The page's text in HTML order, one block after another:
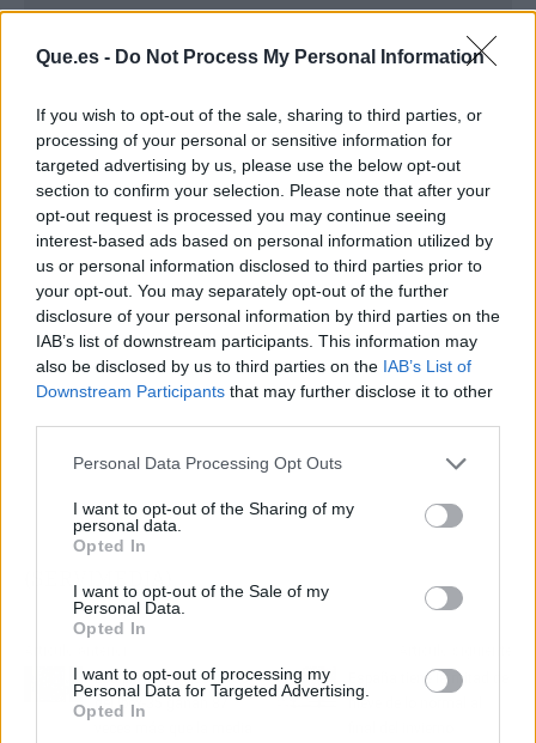
Que.es - Do Not Process My Personal Information
If you wish to opt-out of the sale, sharing to third parties, or
processing of your personal or sensitive information for
targeted advertising by us, please use the below opt-out
section to confirm your selection. Please note that after your
opt-out request is processed you may continue seeing
interest-based ads based on personal information utilized by
us or personal information disclosed to third parties prior to
your opt-out. You may separately opt-out of the further
disclosure of your personal information by third parties on the
IAB’s list of downstream participants. This information may
also be disclosed by us to third parties on the IAB’s List of
Downstream Participants that may further disclose it to other
Personal Data Processing Opt Outs
I want to opt-out of the Sharing of my
personal data.
Opted In
I want to opt-out of the Sale of my
Personal Data.
Opted In
I want to opt-out of processing my
Personal Data for Targeted Advertising.
Opted In
Publicidad
(SERVIMEDIA)
Los primeros ejecutivos
del Ibex-35 ganan 87
España tiene la mitad de
nieve de lo normal al